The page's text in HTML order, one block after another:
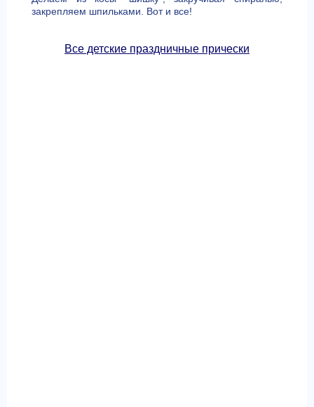
закрепляем шпильками. Вот и все!
Все детские праздничные прически